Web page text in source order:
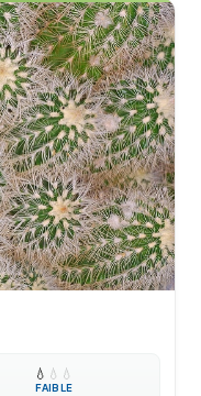
💧 💧 💧
FAIBLE